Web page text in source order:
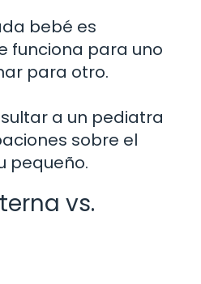
bebé es
funciona para uno
para otro.
a un pediatra
sobre el
pequeño.
vs.